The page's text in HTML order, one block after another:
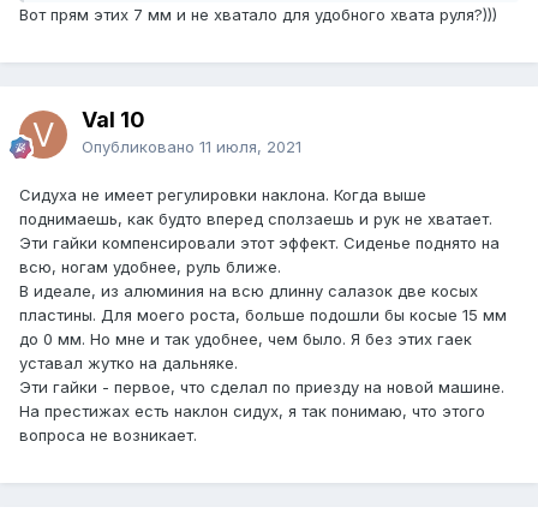
Вот прям этих 7 мм и не хватало для удобного хвата руля?)))
Val 10
Опубликовано 11 июля, 2021
Сидуха не имеет регулировки наклона. Когда выше
поднимаешь, как будто вперед сползаешь и рук не хватает.
Эти гайки компенсировали этот эффект. Сиденье поднято на
всю, ногам удобнее, руль ближе.
В идеале, из алюминия на всю длинну салазок две косых
пластины. Для моего роста, больше подошли бы косые 15 мм
до 0 мм. Но мне и так удобнее, чем было. Я без этих гаек
уставал жутко на дальняке.
Эти гайки - первое, что сделал по приезду на новой машине.
На престижах есть наклон сидух, я так понимаю, что этого
вопроса не возникает.